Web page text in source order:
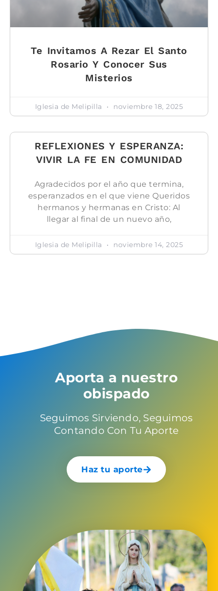
Te Invitamos A Rezar El Santo
Rosario Y Conocer Sus
Misterios
Iglesia de Melipilla noviembre 18, 2025
REFLEXIONES Y ESPERANZA:
VIVIR LA FE EN COMUNIDAD
Agradecidos por el año que termina,
esperanzados en el que viene Queridos
hermanos y hermanas en Cristo: Al
llegar al final de un nuevo año,
Iglesia de Melipilla noviembre 14, 2025
Aporta a nuestro
obispado
Seguimos Sirviendo, Seguimos
Contando Con Tu Aporte
Haz tu aporte